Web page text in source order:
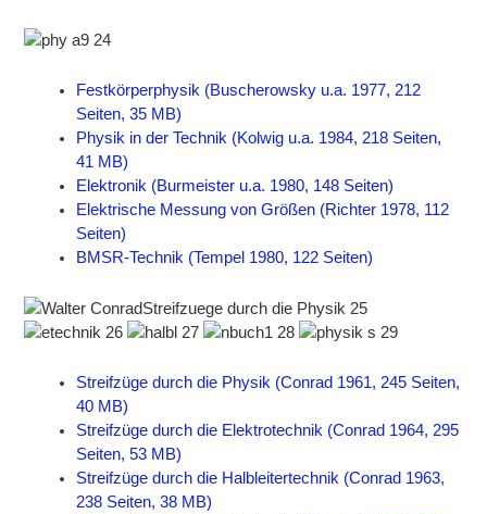
Festkörperphysik (Buscherowsky u.a. 1977, 212
Seiten, 35 MB)
Physik in der Technik (Kolwig u.a. 1984, 218 Seiten,
41 MB)
Elektronik (Burmeister u.a. 1980, 148 Seiten)
Elektrische Messung von Größen (Richter 1978, 112
Seiten)
BMSR-Technik (Tempel 1980, 122 Seiten)
Streifzüge durch die Physik (Conrad 1961, 245 Seiten,
40 MB)
Streifzüge durch die Elektrotechnik (Conrad 1964, 295
Seiten, 53 MB)
Streifzüge durch die Halbleitertechnik (Conrad 1963,
238 Seiten, 38 MB)